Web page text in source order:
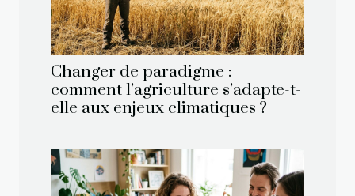
Changer de paradigme :
comment l’agriculture s’adapte-t-
elle aux enjeux climatiques ?